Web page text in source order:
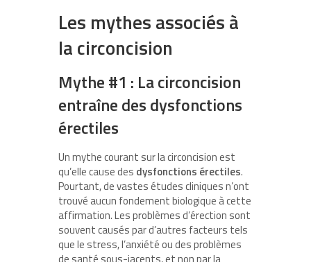
Les mythes associés à
la circoncision
Mythe #1 : La circoncision
entraîne des dysfonctions
érectiles
Un mythe courant sur la circoncision est
qu’elle cause des dysfonctions érectiles.
Pourtant, de vastes études cliniques n’ont
trouvé aucun fondement biologique à cette
affirmation. Les problèmes d’érection sont
souvent causés par d’autres facteurs tels
que le stress, l’anxiété ou des problèmes
de santé sous-jacents, et non par la